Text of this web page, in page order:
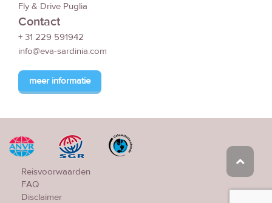
Fly & Drive Puglia
Contact
+ 31 229 591942
info@eva-sardinia.com
meer informatie
Reisvoorwaarden
FAQ
Disclaimer